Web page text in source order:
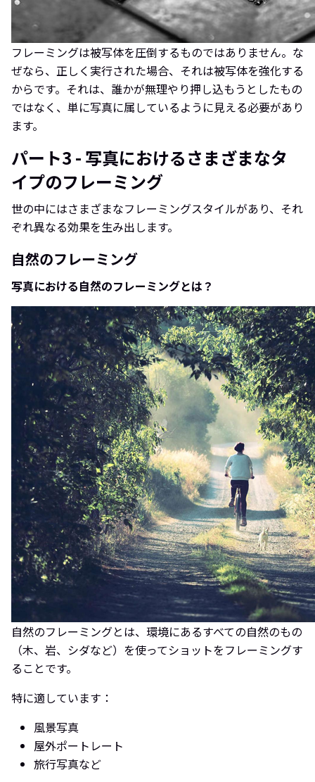
フレーミングは被写体を圧倒するものではありません。な
ぜなら、正しく実行された場合、それは被写体を強化する
からです。それは、誰かが無理やり押し込もうとしたもの
ではなく、単に写真に属しているように見える必要があり
ます。
パート3 - 写真におけるさまざまなタ
イプのフレーミング
世の中にはさまざまなフレーミングスタイルがあり、それ
ぞれ異なる効果を生み出します。
自然のフレーミング
写真における自然のフレーミングとは？
自然のフレーミングとは、環境にあるすべての自然のもの
（木、岩、シダなど）を使ってショットをフレーミングす
ることです。
特に適しています：
風景写真
屋外ポートレート
旅行写真など